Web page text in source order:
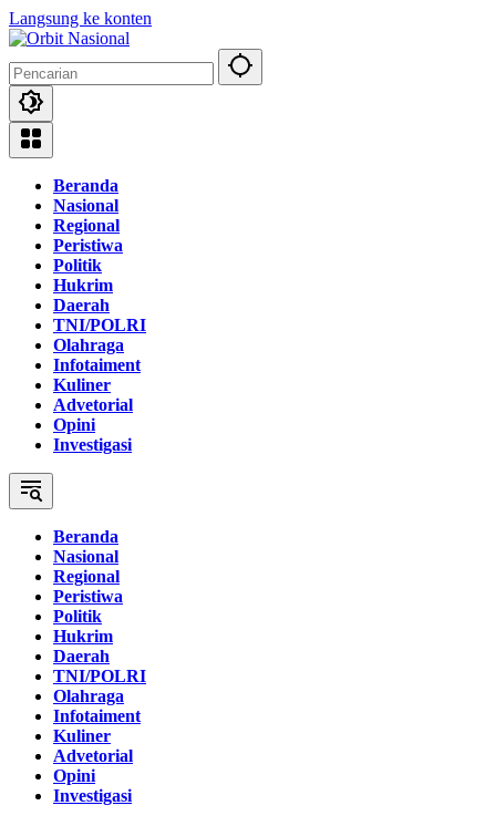
Langsung ke konten
Beranda
Nasional
Regional
Peristiwa
Politik
Hukrim
Daerah
TNI/POLRI
Olahraga
Infotaiment
Kuliner
Advetorial
Opini
Investigasi
Beranda
Nasional
Regional
Peristiwa
Politik
Hukrim
Daerah
TNI/POLRI
Olahraga
Infotaiment
Kuliner
Advetorial
Opini
Investigasi